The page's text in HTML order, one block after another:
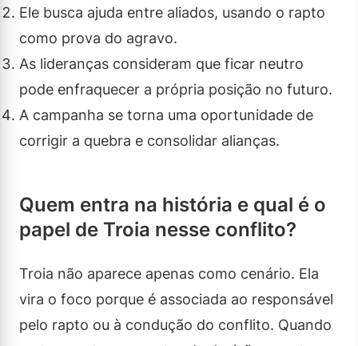
Ele busca ajuda entre aliados, usando o rapto
como prova do agravo.
As lideranças consideram que ficar neutro
pode enfraquecer a própria posição no futuro.
A campanha se torna uma oportunidade de
corrigir a quebra e consolidar alianças.
Quem entra na história e qual é o
papel de Troia nesse conflito?
Troia não aparece apenas como cenário. Ela
vira o foco porque é associada ao responsável
pelo rapto ou à condução do conflito. Quando